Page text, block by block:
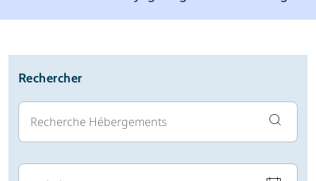
Météo
Écoles de ski
Location de ski
Rechercher